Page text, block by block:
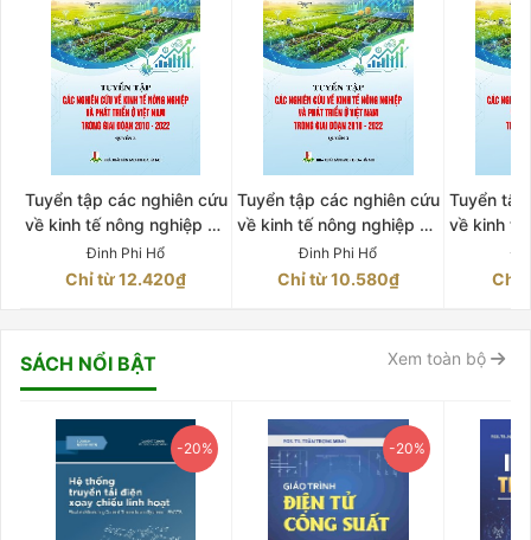
Tuyển tập các nghiên cứu
về kinh tế nông nghiệp và
phát triển ở Việt Nam
trong giai đoạn 2010-
Đinh Phi Hổ
Chỉ từ 12.420₫
Tuyển tập các nghiên cứu
về kinh tế nông nghiệp và
phát triển ở Việt Nam
trong giai đoạn 2010-
Đinh Phi Hổ
Chỉ từ 10.580₫
Tuyển
về kinh tế
phát
trong
Chỉ
SÁCH NỔI BẬT Xem toàn bộ
-20% -20%